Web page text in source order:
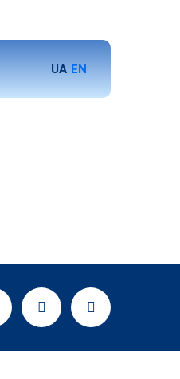
UA EN